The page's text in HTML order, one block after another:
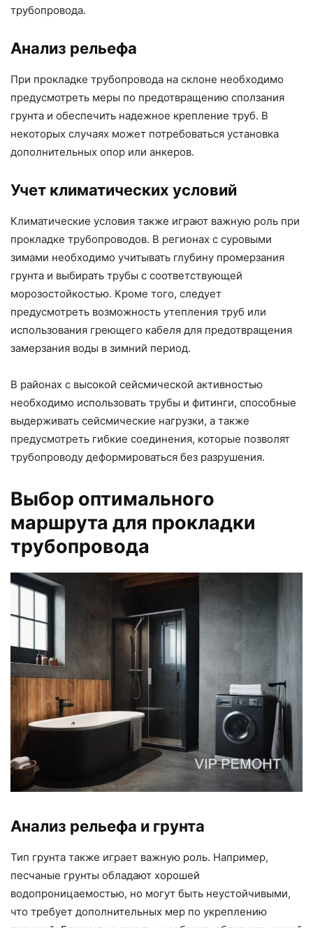
трубопровода.
Анализ рельефа
При прокладке трубопровода на склоне необходимо
предусмотреть меры по предотвращению сползания
грунта и обеспечить надежное крепление труб. В
некоторых случаях может потребоваться установка
дополнительных опор или анкеров.
Учет климатических условий
Климатические условия также играют важную роль при
прокладке трубопроводов. В регионах с суровыми
зимами необходимо учитывать глубину промерзания
грунта и выбирать трубы с соответствующей
морозостойкостью. Кроме того, следует
предусмотреть возможность утепления труб или
использования греющего кабеля для предотвращения
замерзания воды в зимний период.
В районах с высокой сейсмической активностью
необходимо использовать трубы и фитинги, способные
выдерживать сейсмические нагрузки, а также
предусмотреть гибкие соединения, которые позволят
трубопроводу деформироваться без разрушения.
Выбор оптимального
маршрута для прокладки
трубопровода
Анализ рельефа и грунта
Тип грунта также играет важную роль. Например,
песчаные грунты обладают хорошей
водопроницаемостью, но могут быть неустойчивыми,
что требует дополнительных мер по укреплению